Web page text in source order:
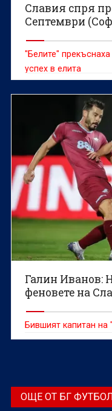
Славия спря
Септември
"Белите"
успех в елита
Галин Иванов:
феновете на
Бившият капитан на
ОЩЕ ОТ БГ